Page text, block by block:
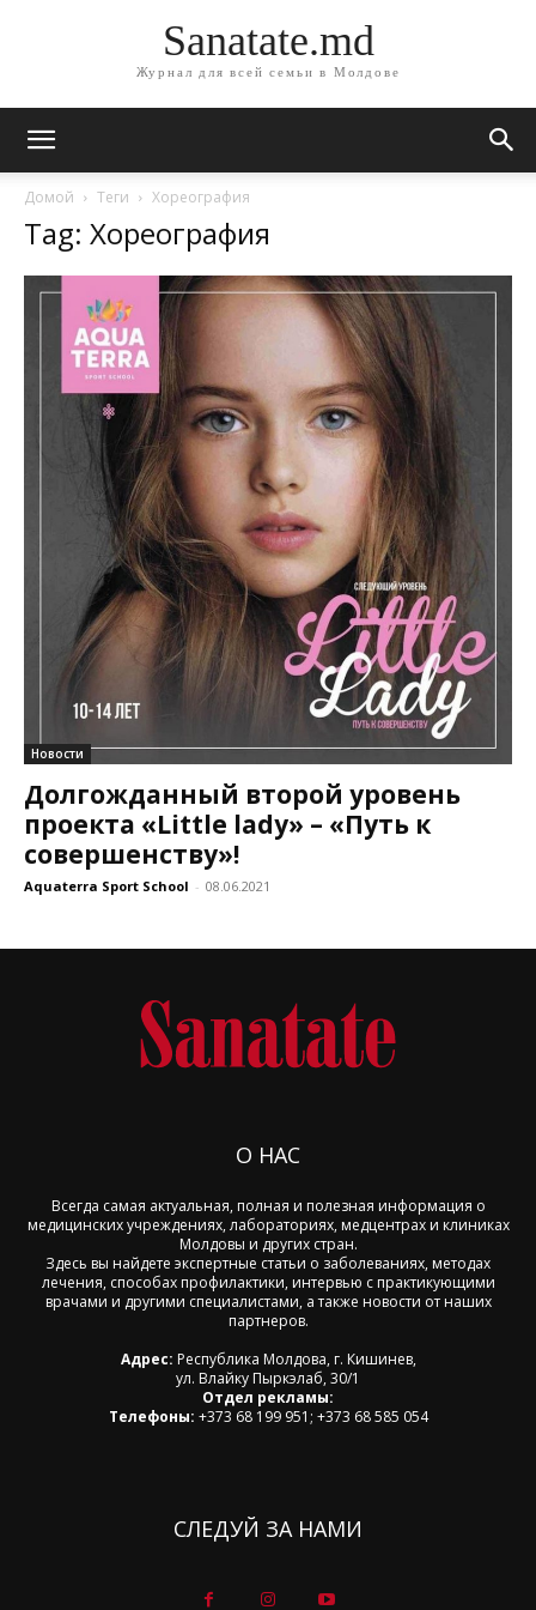
Sanatate.md
Журнал для всей семьи в Молдове
Домой Теги Хореография
Tag: Хореография
Новости
Долгожданный второй уровень
проекта «Little lady» – «Путь к
совершенству»!
Aquaterra Sport School - 08.06.2021
О НАС
Всегда самая актуальная, полная и полезная информация о
медицинских учреждениях, лабораториях, медцентрах и клиниках
Молдовы и других стран.
Здесь вы найдете экспертные статьи о заболеваниях, методах
лечения, способах профилактики, интервью с практикующими
врачами и другими специалистами, а также новости от наших
партнеров.
Адрес: Республика Молдова, г. Кишинев,
ул. Влайку Пыркэлаб, 30/1
Отдел рекламы:
Телефоны: +373 68 199 951; +373 68 585 054
СЛЕДУЙ ЗА НАМИ